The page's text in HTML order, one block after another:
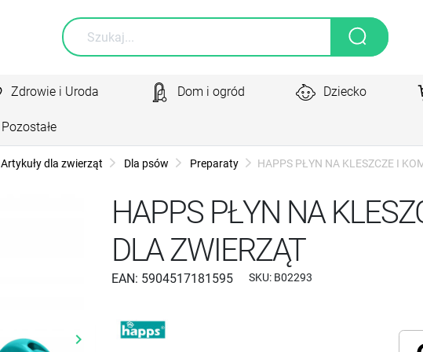
Zdrowie i Uroda Dom i ogród Dziecko
Pozostałe
Artykuły dla zwierząt Dla psów Preparaty HAPPS PŁYN NA KLESZCZE I
Następny
keyboard_arrow_right
HAPPS PŁYN NA
DLA ZWIERZĄT
EAN: 5904517181595 SKU: B02293